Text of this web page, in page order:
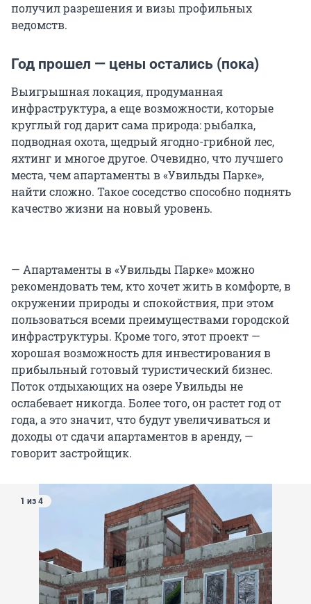
получил разрешения и визы профильных
ведомств.
Год прошел — цены остались (пока)
Выигрышная локация, продуманная
инфраструктура, а еще возможности, которые
круглый год дарит сама природа: рыбалка,
подводная охота, щедрый ягодно-грибной лес,
яхтинг и многое другое. Очевидно, что лучшего
места, чем апартаменты в «Увильды Парке»,
найти сложно. Такое соседство способно поднять
качество жизни на новый уровень.
— Апартаменты в «Увильды Парке» можно
рекомендовать тем, кто хочет жить в комфорте, в
окружении природы и спокойствия, при этом
пользоваться всеми преимуществами городской
инфраструктуры. Кроме того, этот проект —
хорошая возможность для инвестирования в
прибыльный готовый туристический бизнес.
Поток отдыхающих на озере Увильды не
ослабевает никогда. Более того, он растет год от
года, а это значит, что будут увеличиваться и
доходы от сдачи апартаментов в аренду, —
говорит застройщик.
1 из 4